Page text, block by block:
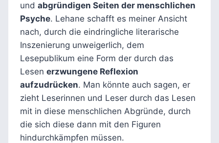
und abgründigen Seiten der menschlichen
Psyche. Lehane schafft es meiner Ansicht
nach, durch die eindringliche literarische
Inszenierung unweigerlich, dem
Lesepublikum eine Form der durch das
Lesen erzwungene Reflexion
aufzudrücken. Man könnte auch sagen, er
zieht Leserinnen und Leser durch das Lesen
mit in diese menschlichen Abgründe, durch
die sich diese dann mit den Figuren
hindurchkämpfen müssen.